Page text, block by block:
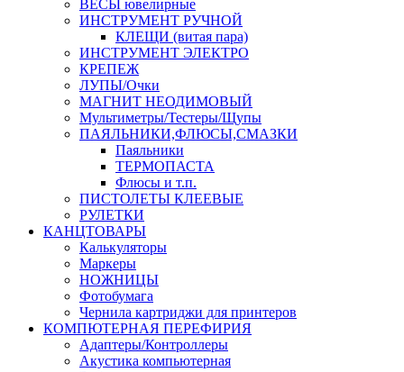
ВЕСЫ ювелирные
ИНСТРУМЕНТ РУЧНОЙ
КЛЕЩИ (витая пара)
ИНСТРУМЕНТ ЭЛЕКТРО
КРЕПЕЖ
ЛУПЫ/Очки
МАГНИТ НЕОДИМОВЫЙ
Мультиметры/Тестеры/Щупы
ПАЯЛЬНИКИ,ФЛЮСЫ,СМАЗКИ
Паяльники
ТЕРМОПАСТА
Флюсы и т.п.
ПИСТОЛЕТЫ КЛЕЕВЫЕ
РУЛЕТКИ
КАНЦТОВАРЫ
Калькуляторы
Маркеры
НОЖНИЦЫ
Фотобумага
Чернила картриджи для принтеров
КОМПЮТЕРНАЯ ПЕРЕФИРИЯ
Адаптеры/Контроллеры
Акустика компьютерная